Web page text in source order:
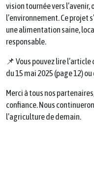
vision tournée vers
l’environnement. Ce projet
une alimentation saine,
responsable.
📌 Vous pouvez lire
du 15 mai 2025 (page 12)
Merci à tous nos
confiance. Nous
l’agriculture de demain.